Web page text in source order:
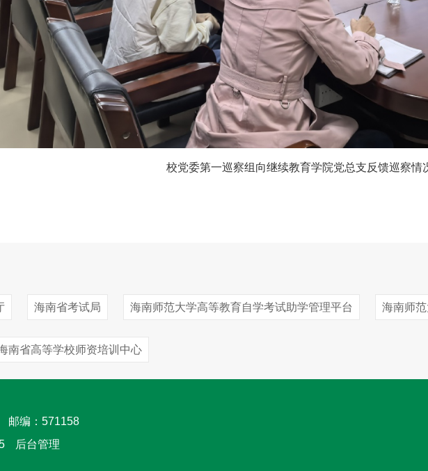
校党委第一巡察组向继续教育学院党总支反馈巡察情
海南省考试局 海南师范大学高等教育自学考试助学管理平台 海南师
南省高等学校师资培训中心
邮编：571158
后台管理